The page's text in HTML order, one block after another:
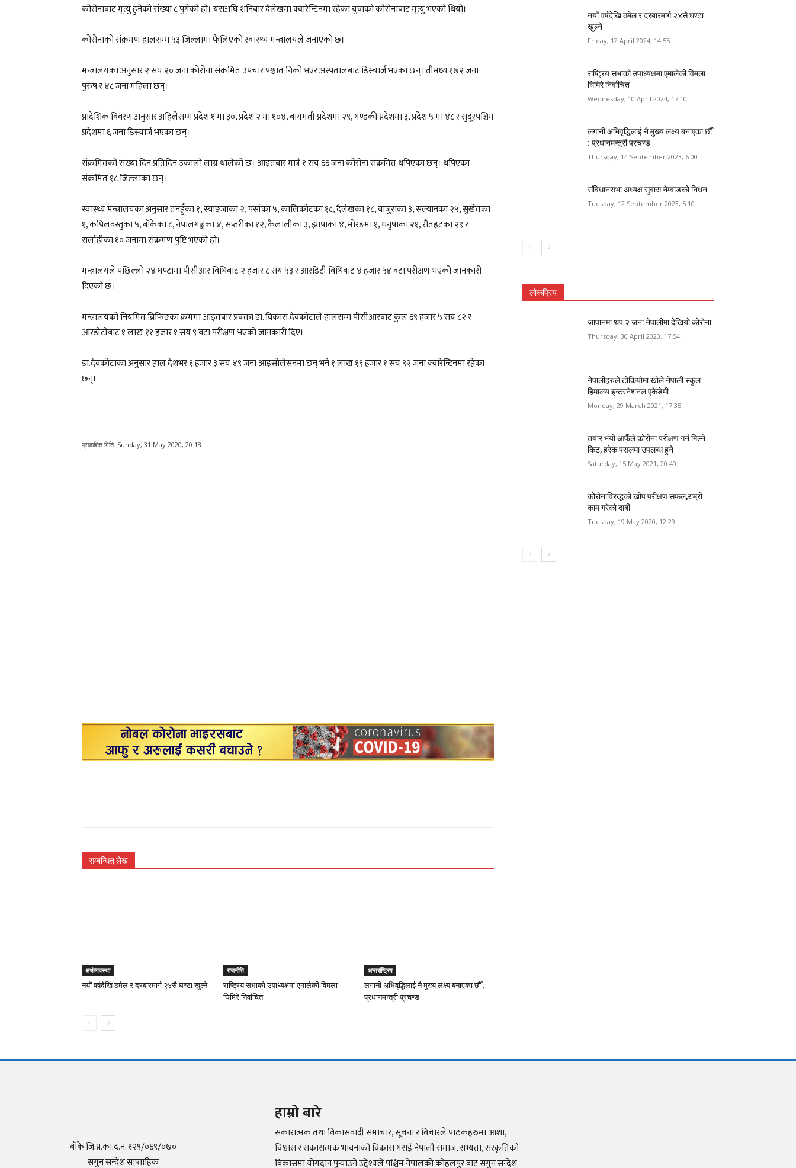
कोरोनाबाट मृत्यु हुनेको संख्या ८ पुगेको हो। यसअघि शनिबार दैलेखमा क्वारेन्टिनमा रहेका युवाको कोरोनाबाट मृत्यु भएको थियो।
कोरोनाको संक्रमण हालसम्म ५३ जिल्लामा फैलिएको स्वास्थ्य मन्त्रालयले जनाएको छ।
मन्त्रालयका अनुसार २ सय २० जना कोरोना संक्रमित उपचार पश्चात निको भएर अस्पतालबाट डिस्चार्ज भएका छन्। तीमध्य १७२ जना
पुरुष र ४८ जना महिला छन्।
प्रादेशिक विवरण अनुसार अहिलेसम्म प्रदेश १ मा ३०, प्रदेश २ मा १०४, बागमती प्रदेशमा २९, गण्डकी प्रदेशमा ३, प्रदेश ५ मा ४८ र सुदूरपश्चिम
प्रदेशमा ६ जना डिस्चार्ज भएका छन्।
संक्रमितको संख्या दिन प्रतिदिन उकालाे लाग्न थालेको छ। आइतबार मात्रै १ सय ६६ जना कोरोना संक्रमित थपिएका छन्। थपिएका
संक्रमित १८ जिल्लाका छन्।
स्वास्थ्य मन्त्रालयका अनुसार तनहुँका १, स्याङजाका २, पर्साका ५, कालिकोटका १८, दैलेखका १८, बाजुराका ३, सल्यानका २५, सुर्खेतका
१, कपिलवस्तुका ५, बाँकेका ८, नेपालगञ्जका ४, सप्तरीका १२, कैलालीका ३, झापाका ४, मोरङमा १, धनुषाका २१, रौतहटका २९ र
सर्लाहीका १० जनामा संक्रमण पुष्टि भएको हो।
मन्त्रालयले पछिल्लो २४ घण्टामा पीसीआर विधिबाट २ हजार ८ सय ५३ र आरडिटी विधिबाट ४ हजार ५४ वटा परीक्षण भएको जानकारी
दिएको छ।
मन्त्रालयको नियमित ब्रिफिङका क्रममा आइतबार प्रवक्ता डा. विकास देवकोटाले हालसम्म पीसीआरबाट कुल ६९ हजार ५ सय ८२ र
आरडीटीबाट १ लाख ११ हजार १ सय ९ वटा परीक्षण भएको जानकारी दिए।
डा.देवकोटाका अनुसार हाल देशभर १ हजार ३ सय ४९ जना आइसोलेसनमा छन् भने १ लाख १९ हजार १ सय ९२ जना क्वारेन्टिनमा रहेका
छन्।
प्रकाशित मिति: Sunday, 31 May 2020, 20:18
सम्बन्धित् लेख
अर्थव्यवस्था
नयाँ वर्षदेखि ठमेल र दरबारमार्ग २४सै घण्टा खुल्ने
राजनीति
राष्ट्रिय सभाको उपाध्यक्षमा एमालेकी विमला
घिमिरे निर्वाचित
अन्तर्राष्ट्रिय
लगानी अभिवृद्धिलाई नै मुख्य लक्ष्य बनाएका छौँ :
प्रधानमन्त्री प्रचण्ड
नयाँ वर्षदेखि ठमेल र दरबारमार्ग २४सै घण्टा
खुल्ने
Friday, 12 April 2024, 14:55
राष्ट्रिय सभाको उपाध्यक्षमा एमालेकी विमला
घिमिरे निर्वाचित
Wednesday, 10 April 2024, 17:10
लगानी अभिवृद्धिलाई नै मुख्य लक्ष्य बनाएका छौँ
: प्रधानमन्त्री प्रचण्ड
Thursday, 14 September 2023, 6:00
संविधानसभा अध्यक्ष सुवास नेम्वाङको निधन
Tuesday, 12 September 2023, 5:10
लोकप्रिय
जापानमा थप २ जना नेपालीमा देखियो कोरोना
Thursday, 30 April 2020, 17:54
नेपालीहरुले टोकियोमा खोले नेपाली स्कुल
हिमालय इन्टरनेशनल एकेडेमी
Monday, 29 March 2021, 17:35
तयार भयो आफैँले कोरोना परीक्षण गर्न मिल्ने
किट, हरेक पसलमा उपलब्ध हुने
Saturday, 15 May 2021, 20:40
कोरोनाविरुद्धको खोप परीक्षण सफल,राम्रो
काम गरेको दाबी
Tuesday, 19 May 2020, 12:29
बाँके जि.प्र.का.द.नं. १२९/०६९/०७०
सगुन सन्देश साप्ताहिक
हाम्रो बारे
सकारात्मक तथा विकासवादी समाचार, सूचना र विचारले पाठकहरुमा आशा,
विश्वास र सकारात्मक भावनाको विकास गराई नेपाली समाज, सभ्यता, संस्कृतिको
विकासमा योगदान पुर्‍याउने उद्देश्यले पश्चिम नेपालको कोहलपुर बाट सगुन सन्देश